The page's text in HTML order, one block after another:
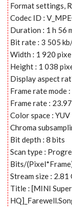
Format settings,
Codec ID :
Duration : 1 h 56
Bit rate : 3 505
Width : 1 920
Height : 1 038
Display aspect
Frame rate mode
Frame rate :
Color space : YUV
Chroma
Bit depth : 8 bits
Scan type :
Bits/
Stream size : 2.81
Title : [MINI